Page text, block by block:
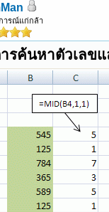
ารณ์แก่กล้า
รค้นหาตัวเลข